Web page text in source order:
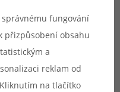
správnému fungování
přizpůsobení obsahu
a
reklam od
na tlačítko